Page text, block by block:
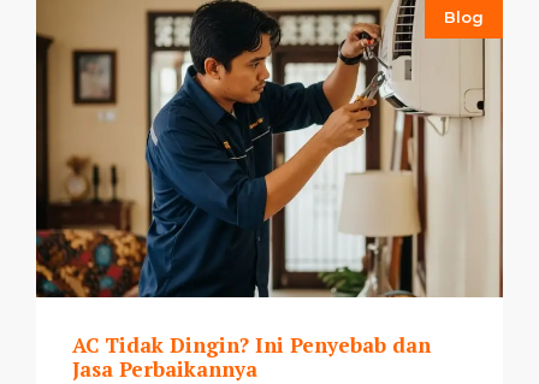
Blog
AC Tidak Dingin? Ini Penyebab dan
Jasa Perbaikannya